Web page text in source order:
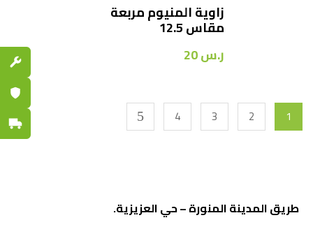
زاوية المنيوم مربعة
مقاس 12.5
ر.س20
1
2
3
4
طريق المدينة المنورة – حي العزيزية.
قطع
ضمان